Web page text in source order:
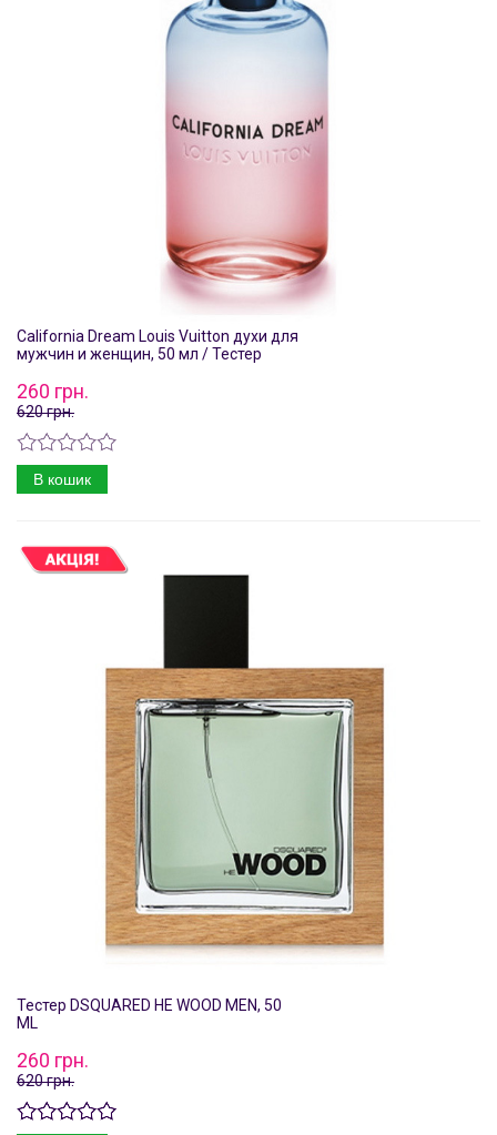
California Dream Louis Vuitton духи для
мужчин и женщин, 50 мл / Тестер
260 грн.
620 грн.
В кошик
Тестер DSQUARED HE WOOD MEN, 50
ML
260 грн.
620 грн.